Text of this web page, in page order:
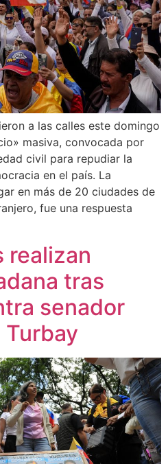
a las calles este domingo
masiva, convocada por
civil para repudiar la
en el país. La
en más de 20 ciudades de
fue una respuesta
realizan
tras
senador